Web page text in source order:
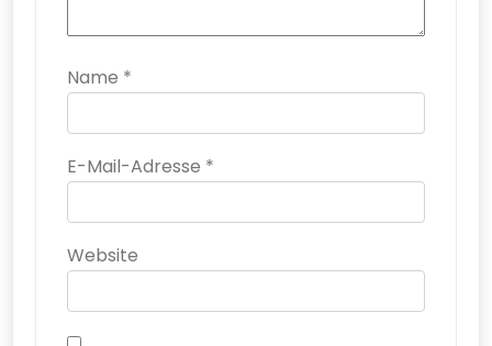
Name *
E-Mail-Adresse *
Website